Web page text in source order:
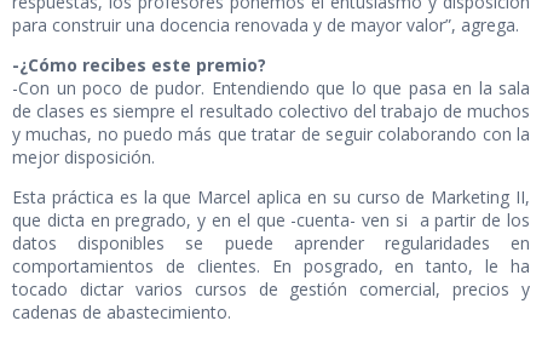
para construir una docencia renovada y de mayor valor”, agrega.
-¿Cómo recibes este premio?
-Con un poco de pudor. Entendiendo que lo que pasa en la sala
de clases es siempre el resultado colectivo del trabajo de muchos
y muchas, no puedo más que tratar de seguir colaborando con la
mejor disposición.
Esta práctica es la que Marcel aplica en su curso de Marketing II,
que dicta en pregrado, y en el que -cuenta- ven si a partir de los
datos disponibles se puede aprender regularidades en
comportamientos de clientes. En posgrado, en tanto, le ha
tocado dictar varios cursos de gestión comercial, precios y
cadenas de abastecimiento.